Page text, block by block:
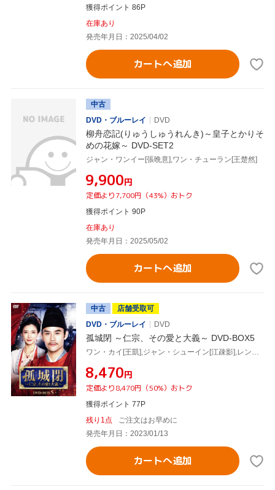
獲得ポイント 86P
在庫あり
発売年月日：2025/04/02
カートへ追加
中古
DVD・ブルーレイ
DVD
柳舟恋記(りゅうしゅうれんき)～皇子とかりそ
めの花嫁～ DVD-SET2
ジャン・ワンイー[張晩意],ワン・チューラン[王楚然]
¥9,900円
定価より7,700円（43%）おトク
獲得ポイント 90P
在庫あり
発売年月日：2025/05/02
カートへ追加
中古
店舗受取可
DVD・ブルーレイ
DVD
孤城閉 ～仁宗、その愛と大義～ DVD-BOX5
ワン・カイ[王凱],ジャン・シューイン[江疎影],レン・ミン[任敏],ビエン・チェン[辺程],ワン・チューラン[王楚然]
¥8,470円
定価より8,470円（50%）おトク
獲得ポイント 77P
残り1点
ご注文はお早めに
発売年月日：2023/01/13
カートへ追加